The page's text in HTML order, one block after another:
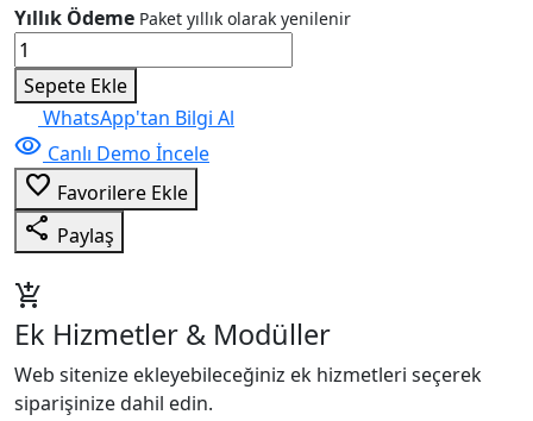
Yıllık Ödeme Paket yıllık olarak yenilenir
Eğitim
&
Etüt
&
Dershane
V3
adet
Sepete Ekle
WhatsApp'tan Bilgi Al
visibility Canlı Demo İncele
favorite_border Favorilere Ekle
share Paylaş
add_shopping_cart
Ek Hizmetler & Modüller
Web sitenize ekleyebileceğiniz ek hizmetleri seçerek
siparişinize dahil edin.